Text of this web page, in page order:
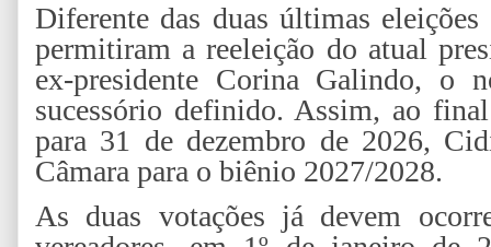
Diferente das duas últimas
permitiram a reeleição do atual
ex-presidente Corina Galindo, o
sucessório definido. Assim, ao
para 31 de dezembro de 2026,
Câmara para o biênio 2027/2028.
As duas votações já devem